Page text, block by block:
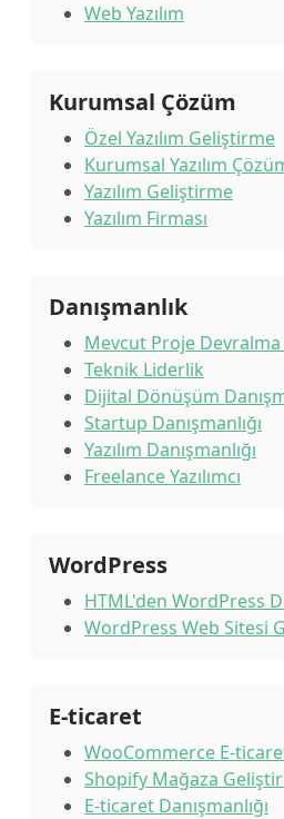
Web Yazılım
Kurumsal Çözüm
Özel Yazılım Geliştirme
Kurumsal Yazılım
Yazılım Geliştirme
Yazılım Firması
Danışmanlık
Mevcut Proje
Teknik Liderlik
Dijital Dönüşüm
Startup Danışmanlığı
Yazılım Danışmanlığı
Freelance Yazılımcı
WordPress
HTML'den WordPress
WordPress Web Sitesi
E-ticaret
WooCommerce E-
Shopify Mağaza
E-ticaret Danışmanlığı